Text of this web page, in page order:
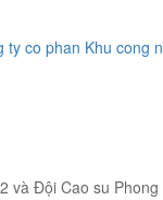
co phan Khu cong
và Đội Cao su Phong